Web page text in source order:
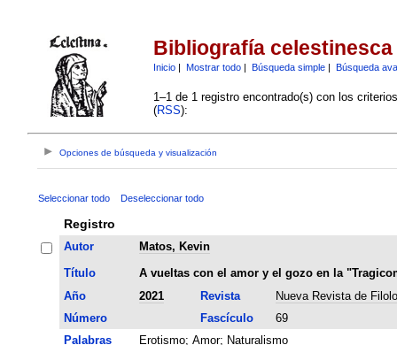
Bibliografía celestinesca
Inicio| Mostrar todo| Búsqueda simple| Búsqueda
1–1 de 1 registro encontrado(s) con los
(RSS):
Opciones de búsqueda y visualización
Seleccionar todo Deseleccionar todo
Registro
Autor
Matos, Kevin
Título
A vueltas con el amor y el gozo en la
Año
2021 Revista
Nueva Revista de
Número
Fascículo
69
Palabras
Erotismo; Amor; Naturalismo